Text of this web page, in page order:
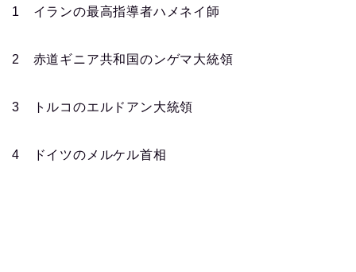
1 イランの最高指導者ハメネイ師
2 赤道ギニア共和国のンゲマ大統領
3 トルコのエルドアン大統領
4 ドイツのメルケル首相